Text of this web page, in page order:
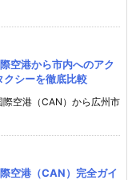
空港から市内へのアク
クシーを徹底比較
空港（CAN）から広州市
空港（CAN）完全ガイ